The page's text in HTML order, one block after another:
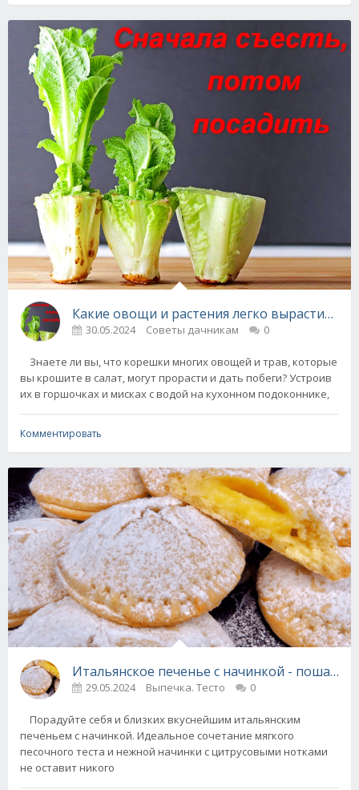
Какие овощи и растения легко вырастить
30.05.2024 Советы дачникам 0
Знаете ли вы, что корешки многих овощей и трав, которые
вы крошите в салат, могут прорасти и дать побеги? Устроив
их в горшочках и мисках с водой на кухонном подоконнике,
Комментировать
Итальянское печенье с начинкой -
29.05.2024 Выпечка. Тесто 0
Порадуйте себя и близких вкуснейшим итальянским
печеньем с начинкой. Идеальное сочетание мягкого
песочного теста и нежной начинки с цитрусовыми нотками
не оставит никого